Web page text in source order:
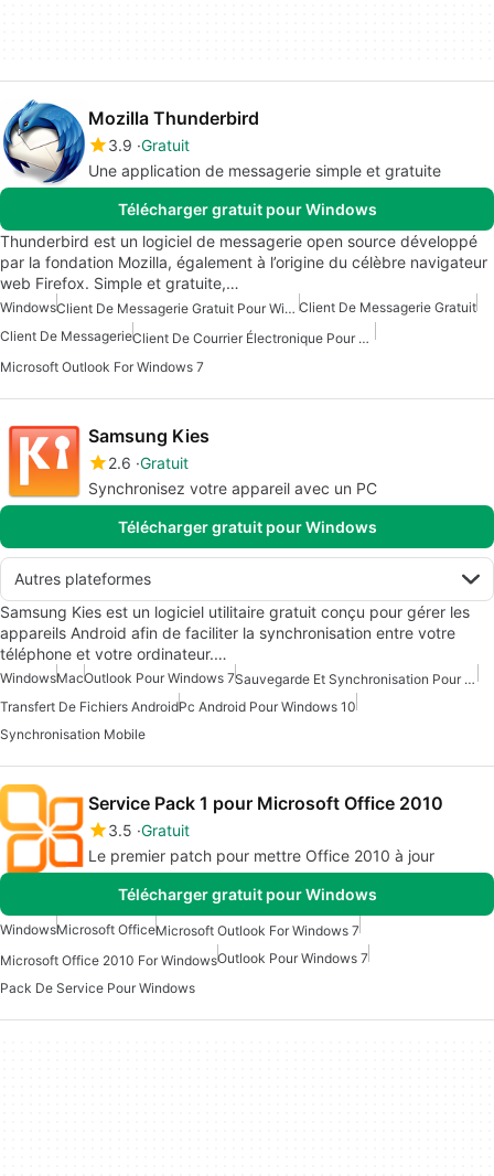
Mozilla Thunderbird
3.9 Gratuit
Une application de messagerie simple et gratuite
Télécharger gratuit pour Windows
Thunderbird est un logiciel de messagerie open source développé
par la fondation Mozilla, également à l’origine du célèbre navigateur
web Firefox. Simple et gratuite,…
Windows Client De Messagerie Gratuit Pour Windows Client De Messagerie Gratuit
Client De Messagerie
Client De Courrier Électronique Pour Windows
Microsoft Outlook For Windows 7
Samsung Kies
2.6 Gratuit
Synchronisez votre appareil avec un PC
Télécharger gratuit pour Windows
Autres plateformes
Samsung Kies est un logiciel utilitaire gratuit conçu pour gérer les
appareils Android afin de faciliter la synchronisation entre votre
téléphone et votre ordinateur.…
WindowsMacOutlook Pour Windows 7
Sauvegarde Et Synchronisation Pour Mac
Transfert De Fichiers AndroidPc Android Pour Windows 10
Synchronisation Mobile
Service Pack 1 pour Microsoft Office 2010
3.5 Gratuit
Le premier patch pour mettre Office 2010 à jour
Télécharger gratuit pour Windows
WindowsMicrosoft OfficeMicrosoft Outlook For Windows 7
Microsoft Office 2010 For WindowsOutlook Pour Windows 7
Pack De Service Pour Windows